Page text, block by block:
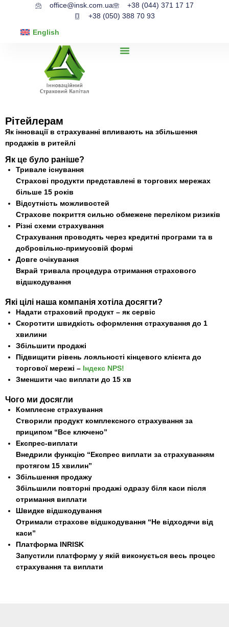
office@insk.com.ua
+38 (044) 371 17 17
+38 (050) 388 70 93
English
Рітейлерам
Як інновації в страхуванні впливають на збільшення
продажів в ритейлі
Як це було раніше?
Тривале існування
Страхові продукти представлені в торгових мережах
більше 15 років
Відсутність можливостей
Страхове покриття сильно обмежене переліком ризиків
Різні схеми страхування
Страхування проводять через кредитні програми та в
добровільно-примусовій формі
Довге очікування
Вкрай тривала процедура отримання страхового
відшкодування
Які цілі наша компанія хотіла досягти?
Надати страховий продукт – як сервіс
Скоротити швидкість оформлення страхування до 1
хвилини
Збільшити продажі
Підвищити рівень лояльності кінцевого клієнта до
торгової мережі – Індекс NPS!
Зменшити час виплати до 15 хв
Чого ми досягли
Комплесне страхування
Створили продукт комплексного страхування за
приципом “Все ключено”
Експрес-виплати
Внедрили функцію “Експрес виплати за страхуванням
протягом 15 хвилин”
Збільшення продажу
Збільшили повторні продажі одразу біля каси після
отримання виплати
Швидке відшкодування
Отримали страхове відшкодування “Не відходячи від
каси”
Платформа INRISK
Запустили платформу у якій виконується весь процес
страхування та виплати